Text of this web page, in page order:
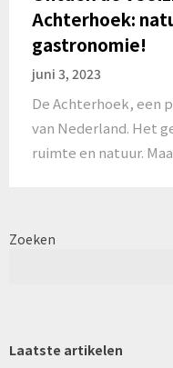
Achterhoek:
gastronomie!
juni 3, 2023
De Achterhoek, een
van Nederland. Het
ruimte en natuur.
Zoeken
Laatste artikelen